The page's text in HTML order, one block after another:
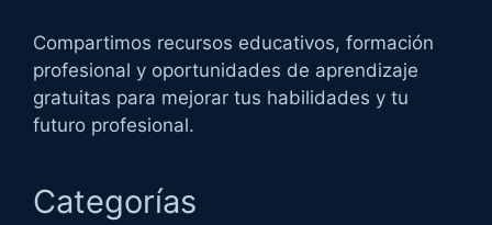
Compartimos recursos educativos, formación
profesional y oportunidades de aprendizaje
gratuitas para mejorar tus habilidades y tu
futuro profesional.
Categorías